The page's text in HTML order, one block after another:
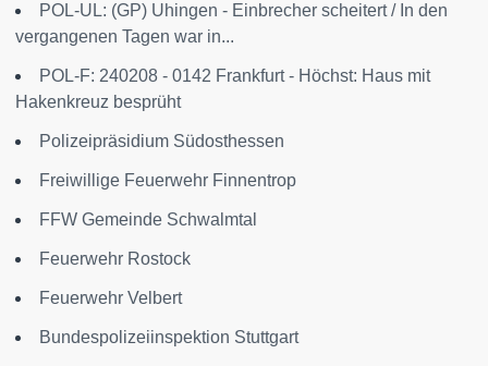
POL-UL: (GP) Uhingen - Einbrecher scheitert / In den
vergangenen Tagen war in...
POL-F: 240208 - 0142 Frankfurt - Höchst: Haus mit
Hakenkreuz besprüht
Polizeipräsidium Südosthessen
Freiwillige Feuerwehr Finnentrop
FFW Gemeinde Schwalmtal
Feuerwehr Rostock
Feuerwehr Velbert
Bundespolizeiinspektion Stuttgart